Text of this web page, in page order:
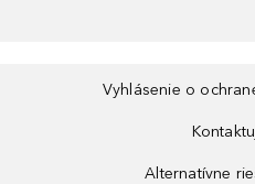
Vyhlásenie o
Alternatívne